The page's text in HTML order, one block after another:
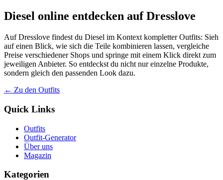
Diesel online entdecken auf Dresslove
Auf Dresslove findest du Diesel im Kontext kompletter Outfits: Sieh
auf einen Blick, wie sich die Teile kombinieren lassen, vergleiche
Preise verschiedener Shops und springe mit einem Klick direkt zum
jeweiligen Anbieter. So entdeckst du nicht nur einzelne Produkte,
sondern gleich den passenden Look dazu.
← Zu den Outfits
Quick Links
Outfits
Outfit-Generator
Über uns
Magazin
Kategorien